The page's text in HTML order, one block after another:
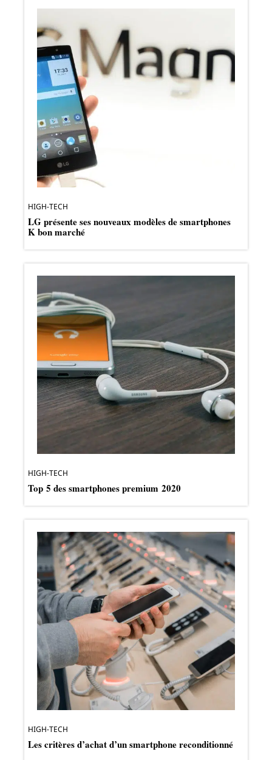
HIGH-TECH
LG présente ses nouveaux modèles de smartphones
K bon marché
HIGH-TECH
Top 5 des smartphones premium 2020
HIGH-TECH
Les critères d’achat d’un smartphone reconditionné